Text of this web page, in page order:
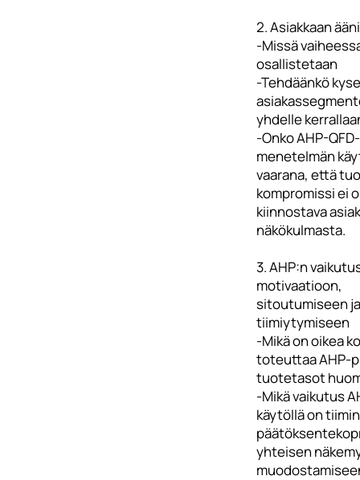
2. Asiakkaan ääni
-Missä
osallistetaan
-Tehdäänkö
yhdelle
-Onko AHP-QFD-
menetelmän
vaarana, että
kompromissi ei
kiinnostava
näkökulmasta.
3. AHP:n
motivaatioon,
sitoutumiseen ja
tiimiytymiseen
-Mikä on oikea
toteuttaa AHP-
tuotetasot
-Mikä vaikutus
käytöllä on tiimin
yhteisen